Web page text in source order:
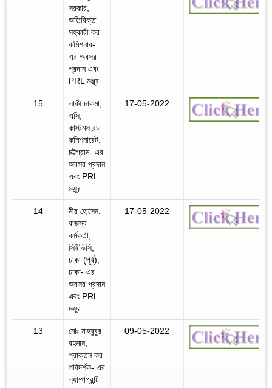
সরকার,
অতিরিক্ত
সহকারী কর
কমিশনার-
এর অবসর
প্রদান এবং
PRL মঞ্জুর
15
লাকী চাকমা,
এসি,
কাস্টমস বন্ড
কমিশনারেট,
চট্টগ্রাম- এর
অবসর প্রদান
এবং PRL
মঞ্জুর
17-05-2022
14
মীর হোসেন,
রাজস্ব
কর্মকর্তা,
সিইভিসি,
ঢাকা (পূর্ব),
ঢাকা- এর
অবসর প্রদান
এবং PRL
মঞ্জুর
17-05-2022
13
মোঃ মাহবুবুর
রহমান,
প্রাক্তন কর
পরিদর্শক- এর
ল্যাম্পগ্রান্ট
09-05-2022